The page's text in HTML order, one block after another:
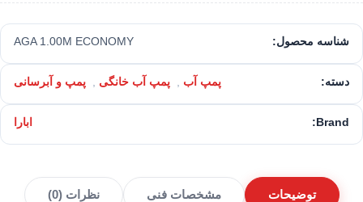
شناسه محصول: AGA 1.00M ECONOMY
دسته: پمپ آب پمپ آب خانگی پمپ و آبرسانی
Brand: ابارا
توضیحات مشخصات فنی نظرات (0)